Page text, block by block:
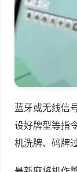
蓝牙或无线信
设好牌型等指
机洗牌、码牌